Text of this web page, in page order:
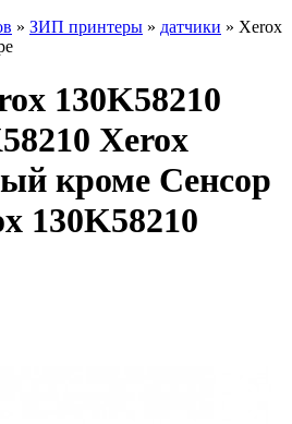
» ЗИП принтеры » датчики » Xerox
130K58210
Xerox
кроме Сенсор
130K58210